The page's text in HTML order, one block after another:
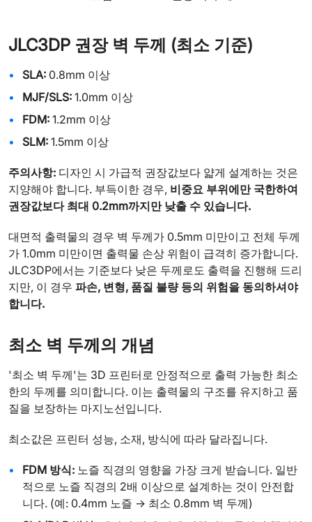
JLC3DP 권장 벽 두께 (최소 기준)
SLA: 0.8mm 이상
MJF/SLS: 1.0mm 이상
FDM: 1.2mm 이상
SLM: 1.5mm 이상
주의사항: 디자인 시 가급적 권장값보다 얇게 설계하는 것은
지양해야 합니다. 부득이한 경우, 비중요 부위에만 국한하여
권장값보다 최대 0.2mm까지만 낮출 수 있습니다.
대면적 출력물의 경우 벽 두께가 0.5mm 미만이고 전체 두께
가 1.0mm 미만이면 출력물 손상 위험이 급격히 증가합니다.
JLC3DP에서는 기준보다 낮은 두께로도 출력을 진행해 드리
지만, 이 경우 파손, 변형, 품질 불량 등의 위험을 동의하셔야
합니다.
최소 벽 두께의 개념
'최소 벽 두께'는 3D 프린터로 안정적으로 출력 가능한 최소
한의 두께를 의미합니다. 이는 출력물의 구조를 유지하고 품
질을 보장하는 마지노선입니다.
최소값은 프린터 성능, 소재, 방식에 따라 달라집니다.
FDM 방식: 노즐 직경의 영향을 가장 크게 받습니다. 일반
적으로 노즐 직경의 2배 이상으로 설계하는 것이 안전합
니다. (예: 0.4mm 노즐 → 최소 0.8mm 벽 두께)